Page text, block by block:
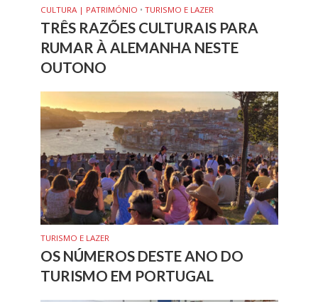
CULTURA | PATRIMÓNIO • TURISMO E LAZER
TRÊS RAZÕES CULTURAIS PARA
RUMAR À ALEMANHA NESTE
OUTONO
TURISMO E LAZER
OS NÚMEROS DESTE ANO DO
TURISMO EM PORTUGAL